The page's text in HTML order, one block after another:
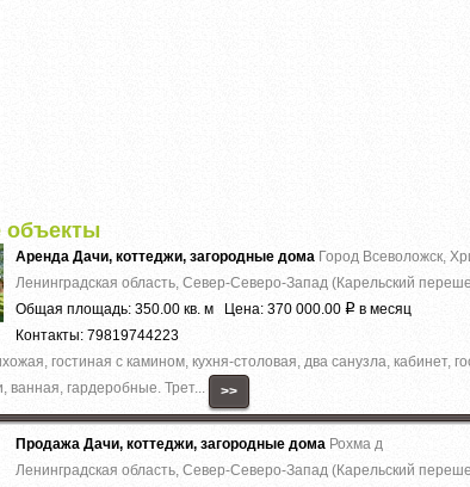
объекты
Аренда Дачи, коттеджи, загородные дома Город Всеволожск,
Ленинградская область, Север-Северо-Запад (Карельский
Общая площадь: 350.00 кв. м Цена: 370 000.00 Р в месяц
Контакты: 79819744223
гостиная с камином, кухня-столовая, два санузла, кабинет,
ванная, гардеробные. Трет...
>>
Продажа Дачи, коттеджи, загородные дома Рохма д
Ленинградская область, Север-Северо-Запад (Карельский